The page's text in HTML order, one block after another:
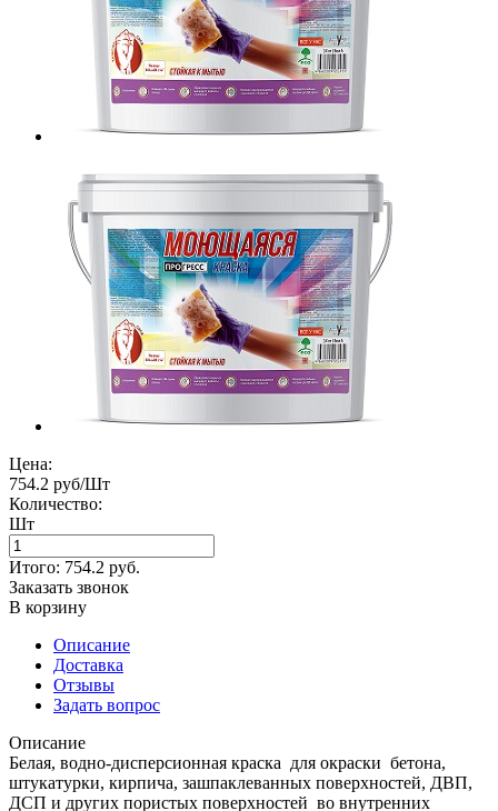
Цена:
754.2 руб/Шт
Количество:
Шт
Итого: 754.2 руб.
Заказать звонок
В корзину
Описание
Доставка
Отзывы
Задать вопрос
Описание
Белая, водно-дисперсионная краска для окраски бетона,
штукатурки, кирпича, зашпаклеванных поверхностей, ДВП,
ДСП и других пористых поверхностей во внутренних